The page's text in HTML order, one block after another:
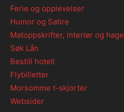
Ferie og opplevelser
Humor og Satire
Matoppskrifter, interiør og hage
Søk Lån
Bestill hotell
Flybilletter
Morsomme t-skjorter
Websider